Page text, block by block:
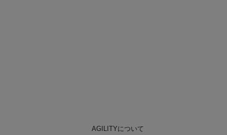
AGILITYについて